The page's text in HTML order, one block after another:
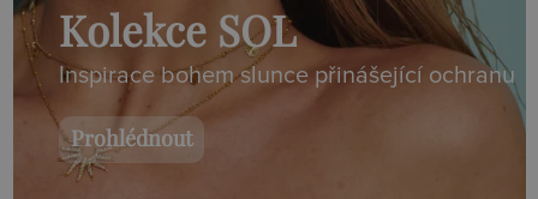
Kolekce SOL
Inspirace bohem slunce přinášející ochranu
Prohlédnout